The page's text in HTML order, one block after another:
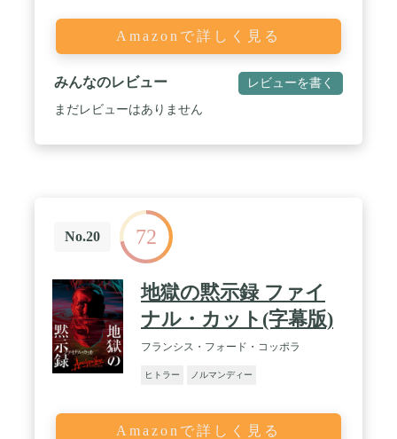
Amazonで詳しく見る
みんなのレビュー レビューを書く
まだレビューはありません
No.20 72
地獄の黙示録 ファイ
ナル・カット(字幕版)
フランシス・フォード・コッポラ
ヒトラー ノルマンディー
Amazonで詳しく見る